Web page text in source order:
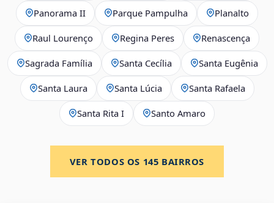
Panorama II Parque Pampulha Planalto
Raul Lourenço Regina Peres Renascença
Sagrada Família Santa Cecília Santa Eugênia
Santa Laura Santa Lúcia Santa Rafaela
Santa Rita I Santo Amaro
VER TODOS OS 145 BAIRROS